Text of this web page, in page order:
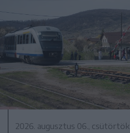
2026. augusztus 06., csütörtök